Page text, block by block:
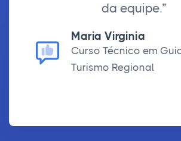
da equipe.”
Maria Virginia
Curso Técnico em
Turismo Regional